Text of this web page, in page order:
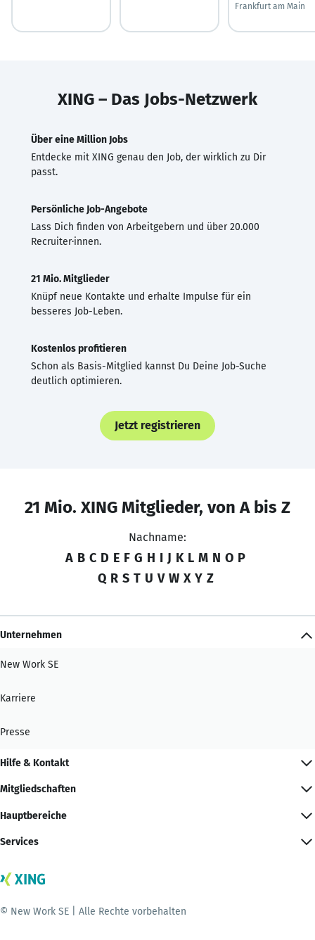
Frankfurt am Main
XING – Das Jobs-Netzwerk
Über eine Million Jobs
Entdecke mit XING genau den Job, der wirklich zu Dir
passt.
Persönliche Job-Angebote
Lass Dich finden von Arbeitgebern und über 20.000
Recruiter·innen.
21 Mio. Mitglieder
Knüpf neue Kontakte und erhalte Impulse für ein
besseres Job-Leben.
Kostenlos profitieren
Schon als Basis-Mitglied kannst Du Deine Job-Suche
deutlich optimieren.
Jetzt registrieren
21 Mio. XING Mitglieder, von A bis Z
Nachname:
A B C D E F G H I J K L M N O P
Q R S T U V W X Y Z
Unternehmen
New Work SE
Karriere
Presse
Hilfe & Kontakt
Mitgliedschaften
Hauptbereiche
Services
© New Work SE | Alle Rechte vorbehalten